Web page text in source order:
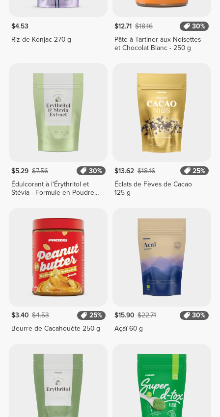
$4.53
Riz de Konjac 270 g
$12.71 $18.16
30%
Pâte à Tartiner aux Noisettes
et Chocolat Blanc - 250 g
$5.29 $7.56
30%
Édulcorant à l'Érythritol et
Stévia - Formule en Poudre -
$13.62 $18.16
25%
Éclats de Fèves de Cacao
125 g
$3.40 $4.53
25%
Beurre de Cacahouète 250 g
$15.90 $22.71
30%
Açaï 60 g